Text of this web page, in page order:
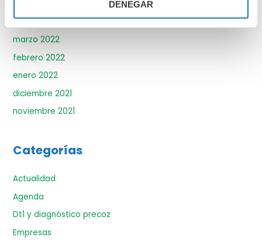
DENEGAR
abril 2022
marzo 2022
febrero 2022
enero 2022
diciembre 2021
noviembre 2021
Categorías
Actualidad
Agenda
Dt1 y diagnóstico precoz
Empresas